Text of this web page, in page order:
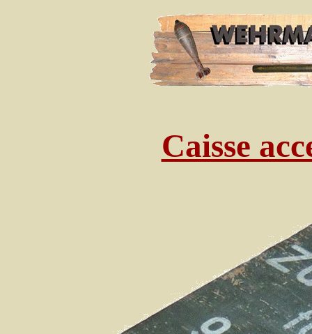
Caisse